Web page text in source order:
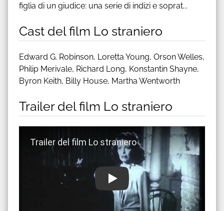
figlia di un giudice: una serie di indizi e soprat...
Cast del film Lo straniero
Edward G. Robinson, Loretta Young, Orson Welles,
Philip Merivale, Richard Long, Konstantin Shayne,
Byron Keith, Billy House, Martha Wentworth
Trailer del film Lo straniero
Guarda trailer del film Lo straniero